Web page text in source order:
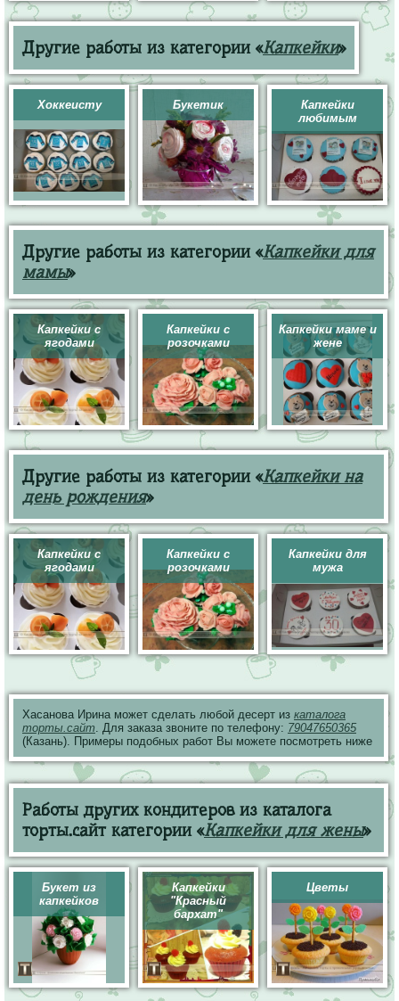
Другие работы из категории «Капкейки»
Хоккеисту Букетик
Капкейки
любимым
Другие работы из категории «Капкейки для
мамы»
Капкейки с
ягодами
Капкейки с
розочками
Капкейки маме и
жене
Другие работы из категории «Капкейки на
день рождения»
Капкейки с
ягодами
Капкейки с
розочками
Капкейки для
мужа
Хасанова Ирина может сделать любой десерт из каталога
торты.сайт . Для заказа звоните по телефону: 79047650365
(Казань). Примеры подобных работ Вы можете посмотреть ниже
Работы других кондитеров из каталога
торты.сайт категории «Капкейки для жены»
Букет из
капкейков
Капкейки
"Красный
бархат"
Цветы